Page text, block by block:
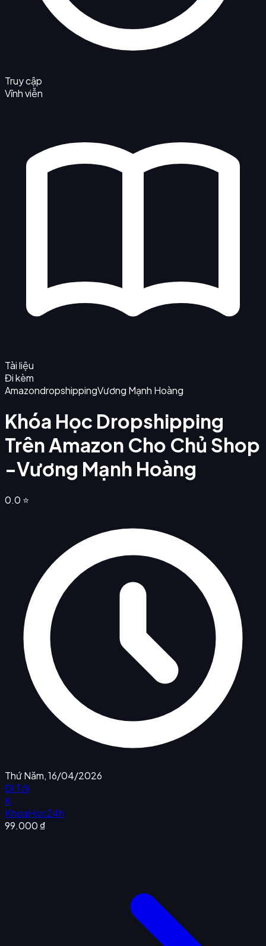
Truy cập
Vĩnh viễn
Tài liệu
Đi kèm
AmazondropshippingVương Mạnh Hoàng
Khóa Học Dropshipping
Trên Amazon Cho Chủ Shop
-Vương Mạnh Hoàng
0.0 ⭐
Thứ Năm, 16/04/2026
Đi Tới
K
KhoaHoc24h
99.000 ₫